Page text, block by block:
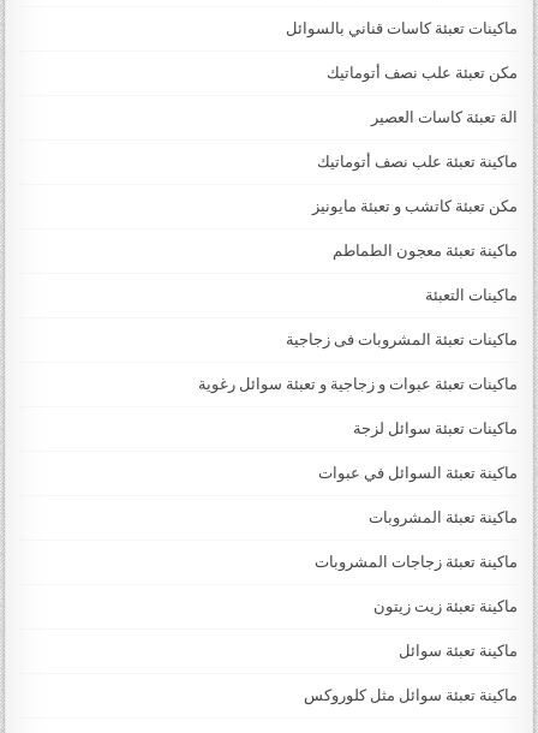
ماكينات تعبئة كاسات قناني بالسوائل
مكن تعبئة علب نصف أتوماتيك
الة تعبئة كاسات العصير
ماكينة تعبئة علب نصف أتوماتيك
مكن تعبئة كاتشب و تعبئة مايونيز
ماكينة تعبئة معجون الطماطم
ماكينات التعبئة
ماكينات تعبئة المشروبات فى زجاجية
ماكينات تعبئة عبوات و زجاجية و تعبئة سوائل رغوية
ماكينات تعبئة سوائل لزجة
‏‏‏ماكينة تعبئة السوائل في عبوات
ماكينة تعبئة المشروبات
ماكينة تعبئة زجاجات المشروبات
ماكينة تعبئة زيت زيتون
ماكينة تعبئة سوائل
ماكينة تعبئة سوائل مثل كلوروكس